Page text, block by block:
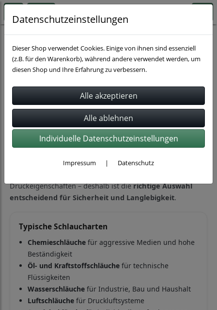
Schläuche
Sortierung wählen
Schläuche für Chemie, Öl, Wasser und
Luft – passend für jede Anwendung
Schläuche sind ein zentraler Bestandteil jedes
Leitungssystems und sorgen für densicheren Transport
von Flüssigkeiten und Gasen
. Je nach Einsatzbereich
Druckeigenschaften – deshalb ist dierichtige Auswahl
entscheidend für Sicherheit und Langlebigkeit.
Typische Schlaucharten
Chemieschläuche für aggressive Medien und hohe
Beständigkeit
Öl- und Kraftstoffschläuche für technische
Flüssigkeiten
Wasserschläuche für Industrie, Bau und Haushalt
Luftschläuche für Druckluftsysteme
Datenschutzeinstellungen
Dieser Shop verwendet Cookies. Einige von ihnen sind essenziell
(z.B. für den Warenkorb), während andere verwendet werden, um
diesen Shop und Ihre Erfahrung zu verbessern.
Individuelle Datenschutzeinstellungen
Impressum | Datenschutz